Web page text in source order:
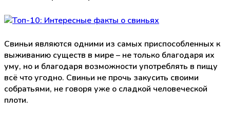
Свиньи являются одними из самых приспособленных к
выживанию существ в мире – не только благодаря их
уму, но и благодаря возможности употреблять в пищу
всё что угодно. Свиньи не прочь закусить своими
собратьями, не говоря уже о сладкой человеческой
плоти.